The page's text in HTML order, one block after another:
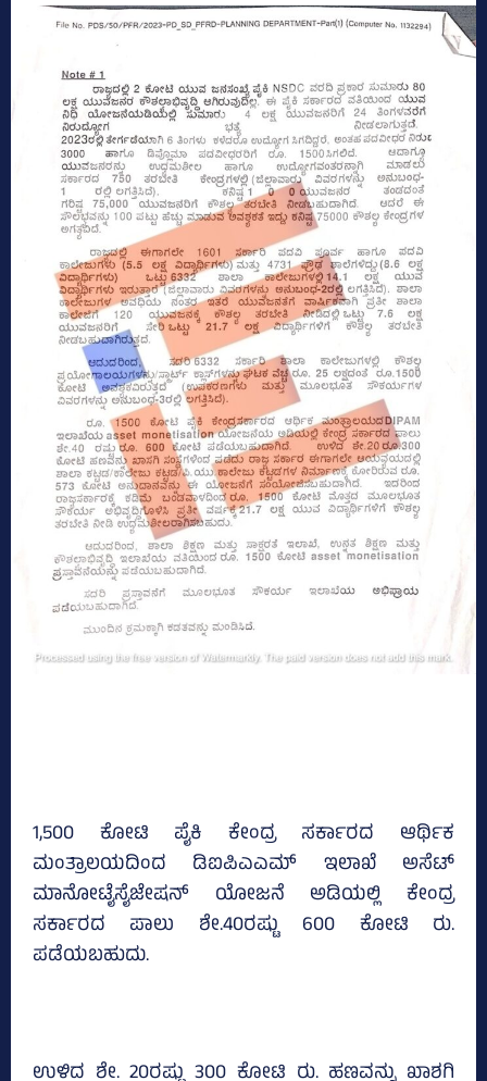
1,500 ಕೋಟಿ ಪೈಕಿ ಕೇಂದ್ರ ಸರ್ಕಾರದ ಆರ್ಥಿಕ
ಮಂತ್ರಾಲಯದಿಂದ ಡಿಐಪಿಎಎಮ್‌ ಇಲಾಖೆ ಅಸೆಟ್‌
ಮಾನೋಟೈಸೈಜೇಷನ್‌ ಯೋಜನೆ ಅಡಿಯಲ್ಲಿ ಕೇಂದ್ರ
ಸರ್ಕಾರದ ಪಾಲು ಶೇ.40ರಷ್ಟು 600 ಕೋಟಿ ರು.
ಪಡೆಯಬಹುದು.